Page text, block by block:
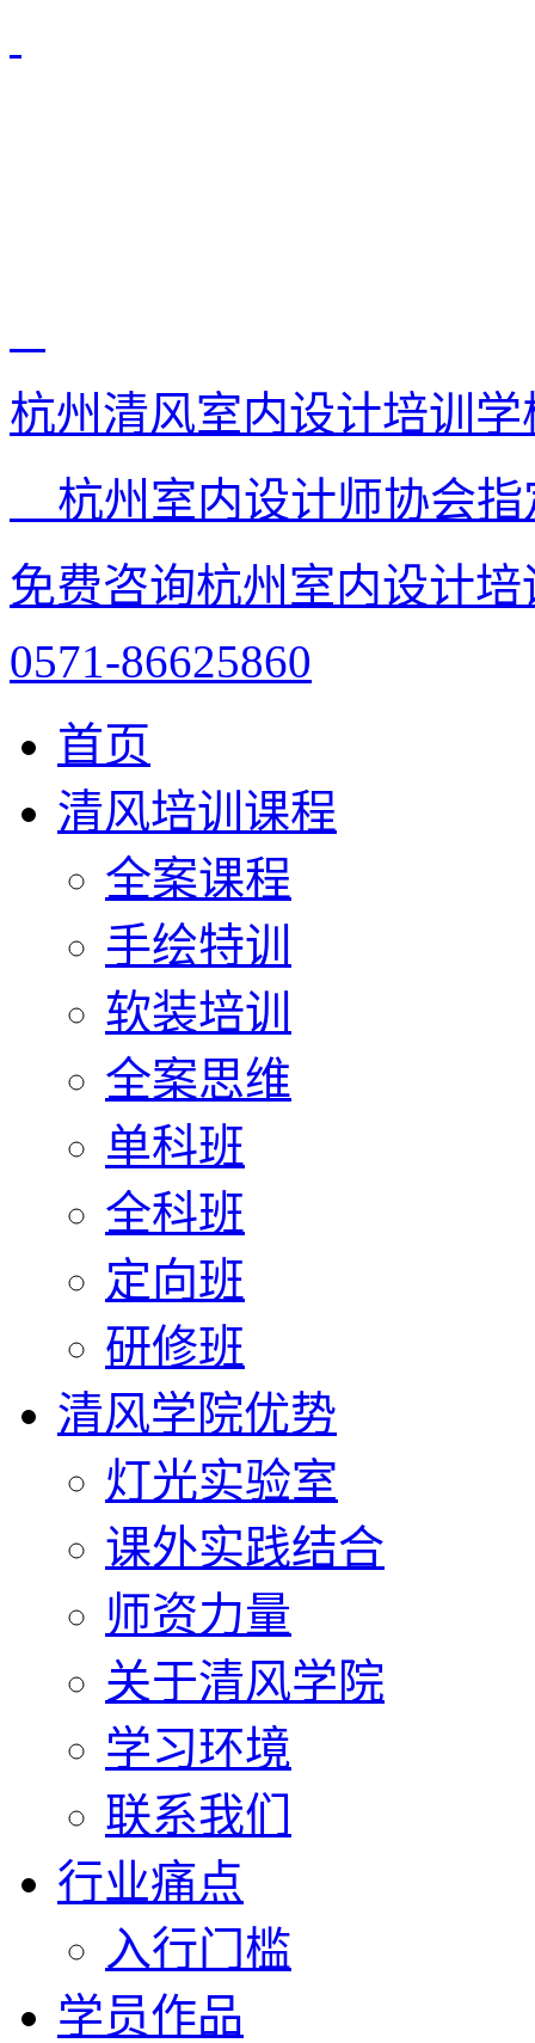
杭州清风室内设计培训学
杭州室内设计师协会
免费咨询杭州室内设计
0571-86625860
首页
清风培训课程
全案课程
手绘特训
软装培训
全案思维
单科班
全科班
定向班
研修班
清风学院优势
灯光实验室
课外实践结合
师资力量
关于清风学院
学习环境
联系我们
行业痛点
入行门槛
学员作品